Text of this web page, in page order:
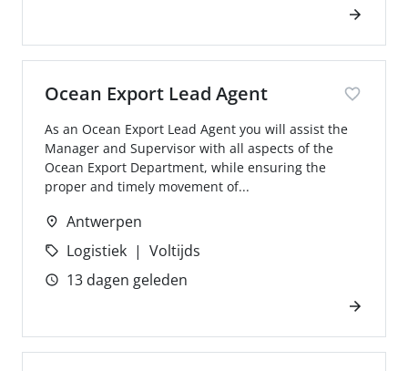
Ocean Export Lead Agent
As an Ocean Export Lead Agent you will assist the
Manager and Supervisor with all aspects of the
Ocean Export Department, while ensuring the
proper and timely movement of...
Antwerpen
Logistiek
Voltijds
13 dagen geleden